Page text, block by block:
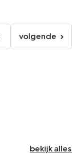
volgende
pagina
volgende
bekijk alles